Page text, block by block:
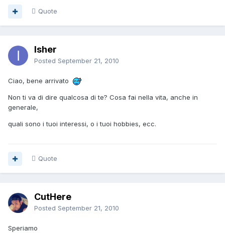
Quote
Isher
Posted September 21, 2010
Ciao, bene arrivato
Non ti va di dire qualcosa di te? Cosa fai nella vita, anche in
generale,
quali sono i tuoi interessi, o i tuoi hobbies, ecc.
Quote
CutHere
Posted September 21, 2010
Speriamo